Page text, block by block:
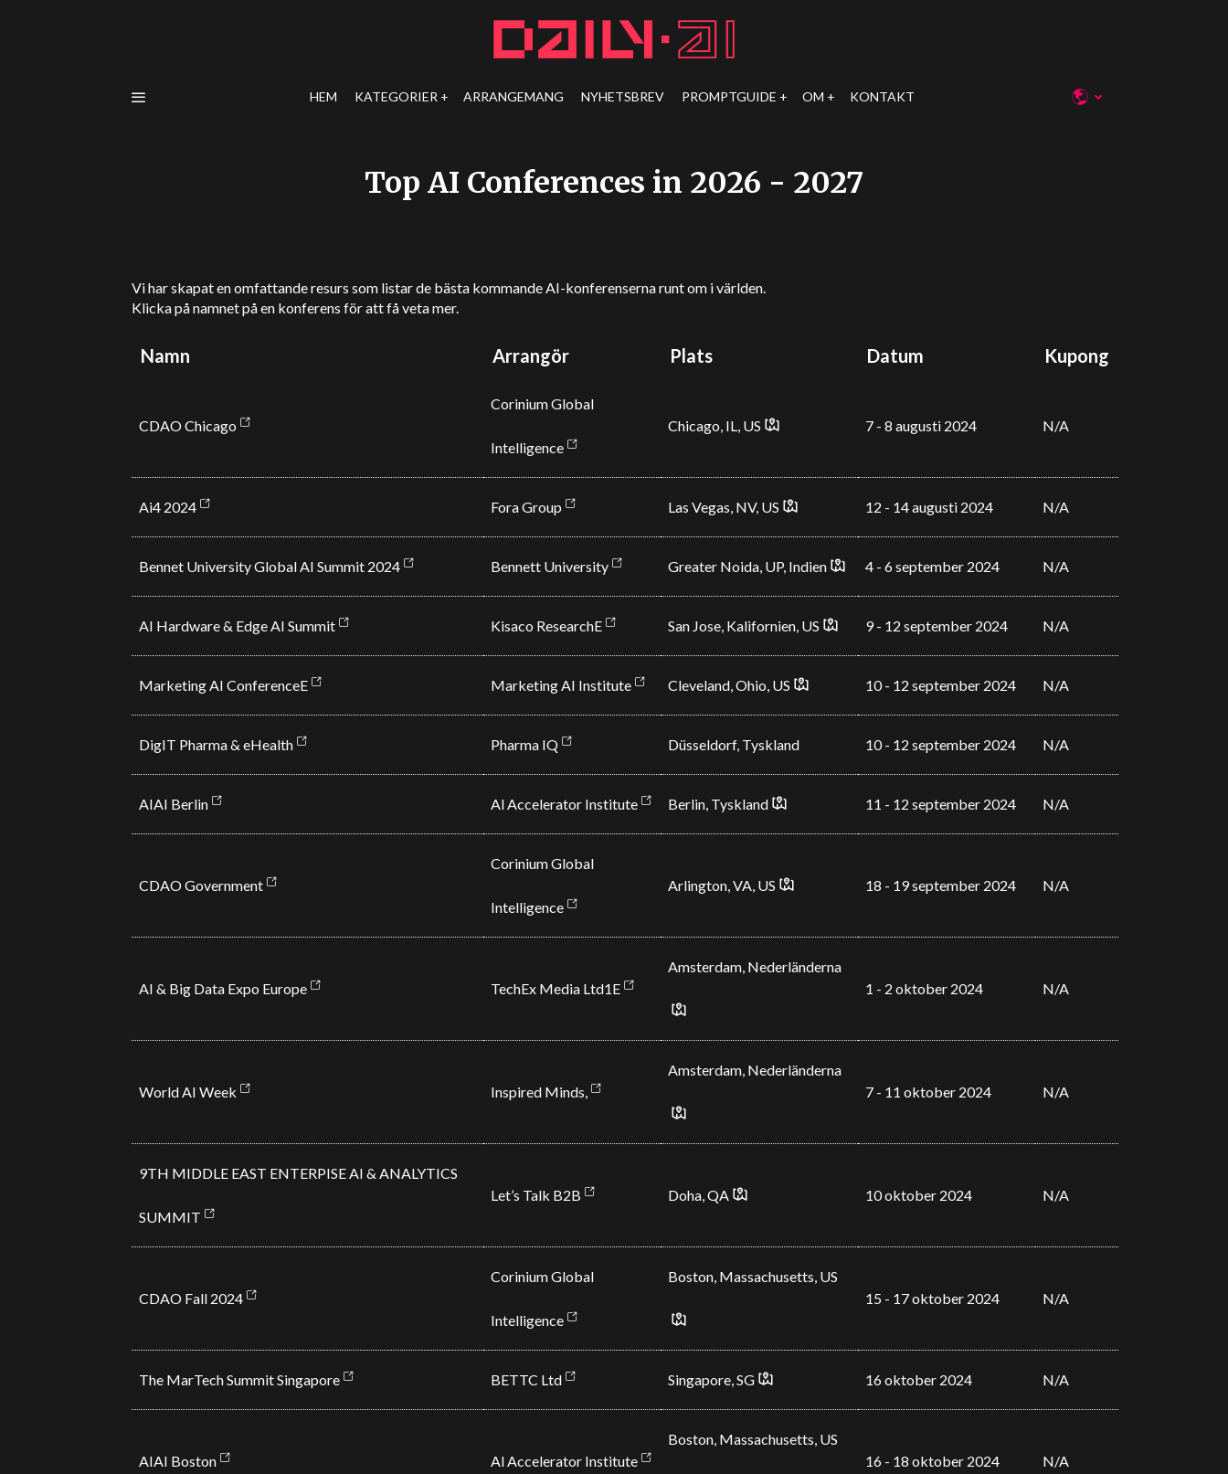
HEM KATEGORIER ARRANGEMANG NYHETSBREV PROMPTGUIDE OM KONTAKT
Top AI Conferences in 2026 - 2027
Vi har skapat en omfattande resurs som listar de bästa kommande AI-konferenserna runt om i världen.
Klicka på namnet på en konferens för att få veta mer.
Namn Arrangör Plats Datum Kupong
CDAO Chicago
Corinium Global
Intelligence
Chicago, IL, US 7 - 8 augusti 2024 N/A
Ai4 2024 Fora Group Las Vegas, NV, US 12 - 14 augusti 2024 N/A
Bennet University Global AI Summit 2024 Bennett University Greater Noida, UP, Indien 4 - 6 september 2024 N/A
AI Hardware & Edge AI Summit Kisaco ResearchE San Jose, Kalifornien, US 9 - 12 september 2024 N/A
Marketing AI ConferenceE Marketing AI Institute Cleveland, Ohio, US 10 - 12 september 2024 N/A
DigIT Pharma & eHealth Pharma IQ Düsseldorf, Tyskland 10 - 12 september 2024 N/A
AIAI Berlin Al Accelerator Institute Berlin, Tyskland 11 - 12 september 2024 N/A
CDAO Government
Corinium Global
Intelligence
Arlington, VA, US 18 - 19 september 2024 N/A
AI & Big Data Expo Europe TechEx Media Ltd1E
Amsterdam, Nederländerna
1 - 2 oktober 2024
N/A
World AI Week Inspired Minds,
Amsterdam, Nederländerna
7 - 11 oktober 2024
N/A
9TH MIDDLE EAST ENTERPISE AI & ANALYTICS
SUMMIT
Let’s Talk B2B Doha, QA 10 oktober 2024 N/A
CDAO Fall 2024
Corinium Global
Intelligence
Boston, Massachusetts, US
15 - 17 oktober 2024
N/A
The MarTech Summit Singapore BETTC Ltd Singapore, SG 16 oktober 2024 N/A
AIAI Boston Al Accelerator Institute
Boston, Massachusetts, US
16 - 18 oktober 2024
N/A